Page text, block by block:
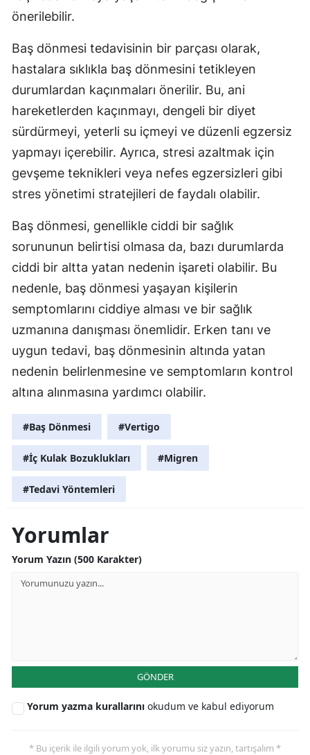
önerilebilir.
Baş dönmesi tedavisinin bir parçası olarak,
hastalara sıklıkla baş dönmesini tetikleyen
durumlardan kaçınmaları önerilir. Bu, ani
hareketlerden kaçınmayı, dengeli bir diyet
sürdürmeyi, yeterli su içmeyi ve düzenli egzersiz
yapmayı içerebilir. Ayrıca, stresi azaltmak için
gevşeme teknikleri veya nefes egzersizleri gibi
stres yönetimi stratejileri de faydalı olabilir.
Baş dönmesi, genellikle ciddi bir sağlık
sorununun belirtisi olmasa da, bazı durumlarda
ciddi bir altta yatan nedenin işareti olabilir. Bu
nedenle, baş dönmesi yaşayan kişilerin
semptomlarını ciddiye alması ve bir sağlık
uzmanına danışması önemlidir. Erken tanı ve
uygun tedavi, baş dönmesinin altında yatan
nedenin belirlenmesine ve semptomların kontrol
altına alınmasına yardımcı olabilir.
#Baş Dönmesi #Vertigo
#İç Kulak Bozuklukları #Migren
#Tedavi Yöntemleri
Yorumlar
Yorum Yazın (500 Karakter)
GÖNDER
Yorum yazma kurallarını okudum ve kabul ediyorum
* Bu içerik ile ilgili yorum yok, ilk yorumu siz yazın, tartışalım *